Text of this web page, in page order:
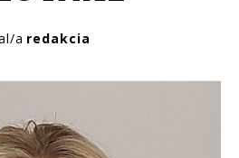
a redakcia